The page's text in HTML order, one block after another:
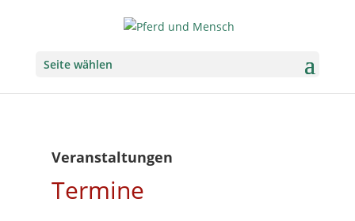
Seite wählen
Veranstaltungen
Termine